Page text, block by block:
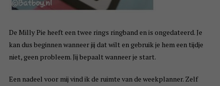
De Milly Pie heeft een twee rings ringband en is ongedateerd. Je
kan dus beginnen wanneer jij dat wilt en gebruik je hem een tijdje
niet, geen probleem. Jij bepaalt wanneer je start.
Een nadeel voor mij vind ik de ruimte van de weekplanner. Zelf